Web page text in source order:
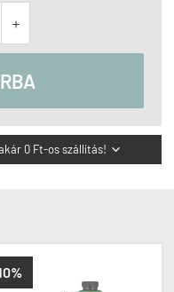

0 Ft-os szállítás! 